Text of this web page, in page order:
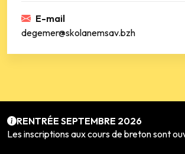
E-mail
degemer@skolanemsav.bzh
RENTRÉE SEPTEMBRE 2026
Les inscriptions aux cours de breton sont